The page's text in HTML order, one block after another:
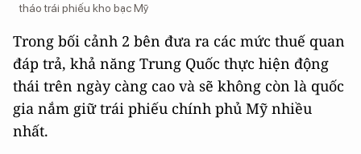
tháo trái phiếu kho bạc Mỹ
Trong bối cảnh 2 bên đưa ra các mức thuế quan
đáp trả, khả năng Trung Quốc thực hiện động
thái trên ngày càng cao và sẽ không còn là quốc
gia nắm giữ trái phiếu chính phủ Mỹ nhiều
nhất.